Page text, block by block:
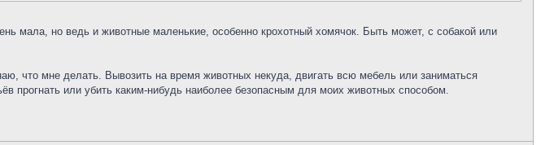
мала, но ведь и животные маленькие, особенно крохотный хомячок. Быть может, с собакой или
что мне делать. Вывозить на время животных некуда, двигать всю мебель или заниматься
прогнать или убить каким-нибудь наиболее безопасным для моих животных способом.